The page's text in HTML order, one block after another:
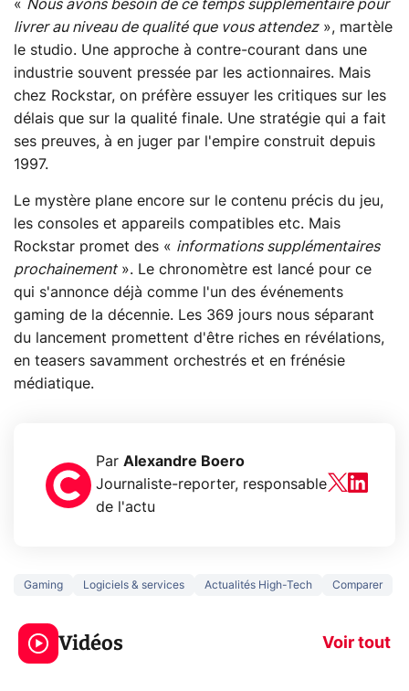
« Nous avons besoin de ce temps supplémentaire pour
livrer au niveau de qualité que vous attendez», martèle
le studio. Une approche à contre-courant dans une
industrie souvent pressée par les actionnaires. Mais
chez Rockstar, on préfère essuyer les critiques sur les
délais que sur la qualité finale. Une stratégie qui a fait
ses preuves, à en juger par l'empire construit depuis
1997.
Le mystère plane encore sur le contenu précis du jeu,
les consoles et appareils compatibles etc. Mais
Rockstar promet des « informations supplémentaires
prochainement». Le chronomètre est lancé pour ce
qui s'annonce déjà comme l'un des événements
gaming de la décennie. Les 369 jours nous séparant
du lancement promettent d'être riches en révélations,
en teasers savamment orchestrés et en frénésie
médiatique.
Par Alexandre Boero
Journaliste-reporter, responsable
de l'actu
Gaming Logiciels & services Actualités High-Tech Comparer
Vidéos Voir tout
5 générations de
jeux dans la
prochaine Xbox !
Ce que vous
navigation